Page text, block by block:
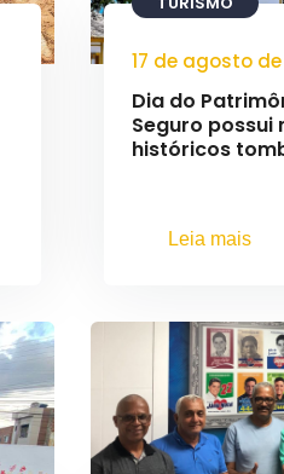
17 de agosto de
Dia do
Seguro possui
históricos
Leia mais